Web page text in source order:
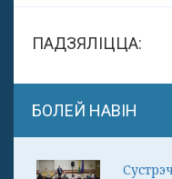
ПАДЗЯЛІЦЦА:
БОЛЕЙ НАВІН